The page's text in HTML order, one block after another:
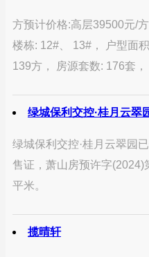
方预计价格:高层39500元/
楼栋: 12#、 13#， 户型面
139方， 房源套数: 176套，
绿城保利交控·桂月云翠
绿城保利交控·桂月云翠园
售证，萧山房预许字
平米。
揽晴轩